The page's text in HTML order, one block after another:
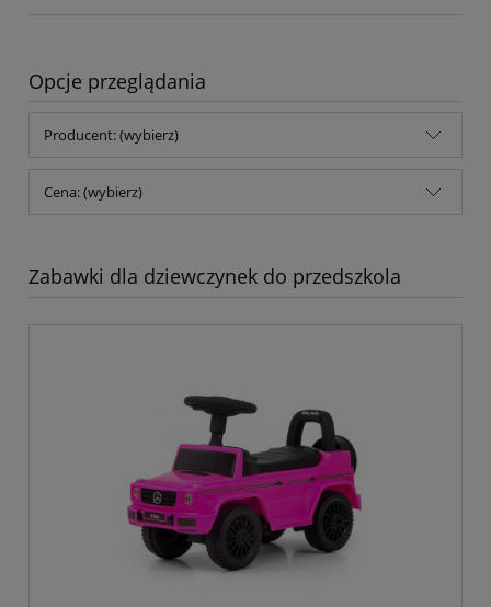
Opcje przeglądania
Producent: (wybierz)
Cena: (wybierz)
Zabawki dla dziewczynek do przedszkola